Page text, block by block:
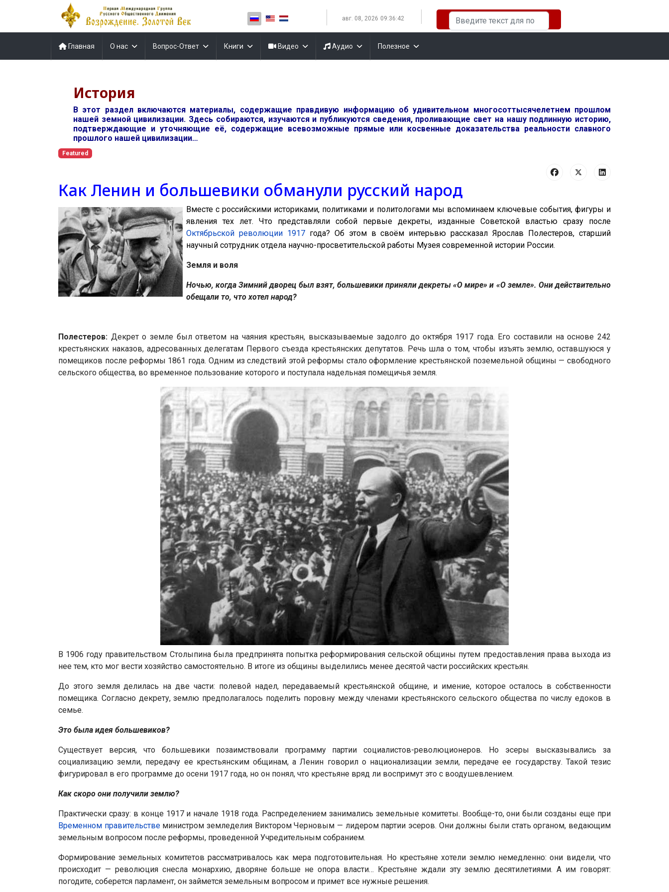
Выберите язык
авг. 08, 2026 09:36:44 Искать...
Главная О нас Вопрос-Ответ Книги Видео Аудио Полезное
История
В этот раздел включаются материалы, содержащие правдивую информацию об удивительном многосоттысячелетнем прошлом
нашей земной цивилизации. Здесь собираются, изучаются и публикуются сведения, проливающие свет на нашу подлинную историю,
подтверждающие и уточняющие её, содержащие всевозможные прямые или косвенные доказательства реальности славного
прошлого нашей цивилизации…
Featured
Как Ленин и большевики обманули русский народ
Вместе с российскими историками, политиками и политологами мы вспоминаем ключевые события, фигуры и
явления тех лет. Что представляли собой первые декреты, изданные Советской властью сразу после
Октябрьской революции 1917года? Об этом в своём интерьвю рассказал Ярослав Полестеров, старший
научный сотрудник отдела научно-просветительской работы Музея современной истории России.
Земля и воля
Ночью, когда Зимний дворец был взят, большевики приняли декреты «О мире» и «О земле». Они действительно
обещали то, что хотел народ?
Полестеров: Декрет о земле был ответом на чаяния крестьян, высказываемые задолго до октября 1917 года. Его составили на основе 242
крестьянских наказов, адресованных делегатам Первого съезда крестьянских депутатов. Речь шла о том, чтобы изъять землю, оставшуюся у
помещиков после реформы 1861 года. Одним из следствий этой реформы стало оформление крестьянской поземельной общины — свободного
сельского общества, во временное пользование которого и поступала надельная помещичья земля.
В 1906 году правительством Столыпина была предпринята попытка реформирования сельской общины путем предоставления права выхода из
нее тем, кто мог вести хозяйство самостоятельно. В итоге из общины выделились менее десятой части российских крестьян.
До этого земля делилась на две части: полевой надел, передаваемый крестьянской общине, и имение, которое осталось в собственности
помещика. Согласно декрету, землю предполагалось поделить поровну между членами крестьянского сельского общества по числу едоков в
семье.
Это была идея большевиков?
Существует версия, что большевики позаимствовали программу партии социалистов-революционеров. Но эсеры высказывались за
социализацию земли, передачу ее крестьянским общинам, а Ленин говорил о национализации земли, передаче ее государству. Такой тезис
фигурировал в его программе до осени 1917 года, но он понял, что крестьяне вряд ли воспримут это с воодушевлением.
Как скоро они получили землю?
Практически сразу: в конце 1917 и начале 1918 года. Распределением занимались земельные комитеты. Вообще-то, они были созданы еще при
Временном правительствеминистром земледелия Виктором Черновым — лидером партии эсеров. Они должны были стать органом, ведающим
земельным вопросом после реформы, проведенной Учредительным собранием.
Формирование земельных комитетов рассматривалось как мера подготовительная. Но крестьяне хотели землю немедленно: они видели, что
происходит — революция снесла монархию, дворяне больше не опора власти… Крестьяне ждали эту землю десятилетиями. А им говорят:
погодите, соберется парламент, он займется земельным вопросом и примет все нужные решения.